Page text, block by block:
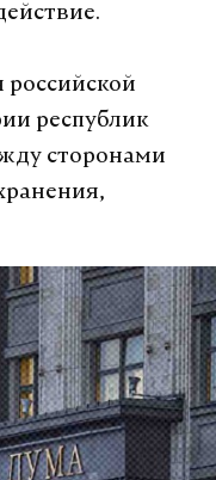
российской
республик
сторонами